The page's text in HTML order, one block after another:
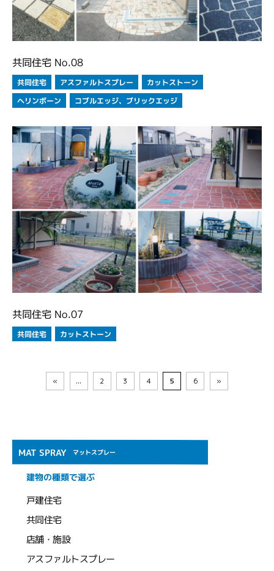
共同住宅 No.08
共同住宅 アスファルトスプレー カットストーン
ヘリンボーン コブルエッジ、ブリックエッジ
共同住宅 No.07
共同住宅 カットストーン
« ... 2 3 4 5 6 »
MAT SPRAY マットスプレー
建物の種類で選ぶ
戸建住宅
共同住宅
店舗・施設
アスファルトスプレー